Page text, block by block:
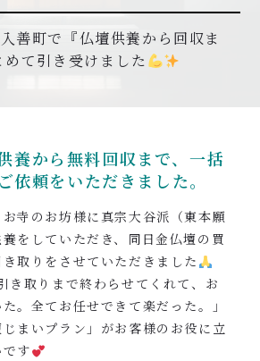
962-856
間：24時間受付 定休日：なし
入善町で『仏壇供養から回収ま
て引き受けました
養から無料回収まで、一括
ご依頼をいただきました。
寺のお坊様に真宗大谷派（東本願
をしていただき、同日金仏壇の買
取りをさせていただきました
き取りまで終わらせてくれて、お
。全てお任せできて楽だった。」
まいプラン」がお客様のお役に立
す